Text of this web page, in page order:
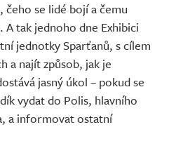
se lidé bojí a čemu
tak jednoho dne Exhibici
jednotky Sparťanů, s cílem
a najít způsob, jak je
jasný úkol – pokud se
vydat do Polis, hlavního
a informovat ostatní